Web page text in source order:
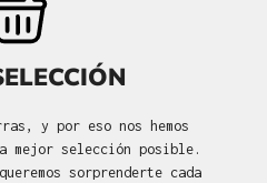
y por eso nos hemos
mejor selección posible.
sorprenderte cada